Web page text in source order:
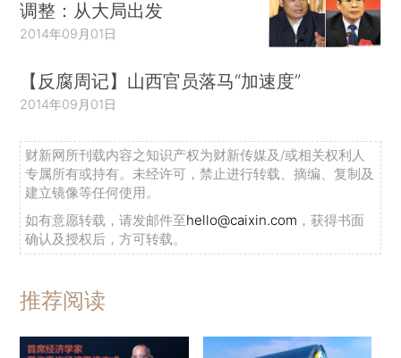
调整：从大局出发
2014年09月01日
【反腐周记】山西官员落马“加速度”
2014年09月01日
财新网所刊载内容之知识产权为财新传媒及/或相关权利人
专属所有或持有。未经许可，禁止进行转载、摘编、复制及
建立镜像等任何使用。
如有意愿转载，请发邮件至hello@caixin.com ，获得书面
确认及授权后，方可转载。
推荐阅读